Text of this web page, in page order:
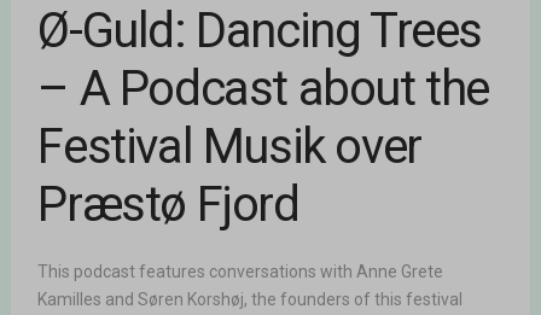
Ø-Guld: Dancing Trees
– A Podcast about the
Festival Musik over
Præstø Fjord
This podcast features conversations with Anne Grete
Kamilles and Søren Korshøj, the founders of this festival